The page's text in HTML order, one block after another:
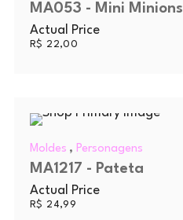
MA053 - Mini Minions
Actual Price
R$ 22,00
Moldes , Personagens
MA1217 - Pateta
Actual Price
R$ 24,99